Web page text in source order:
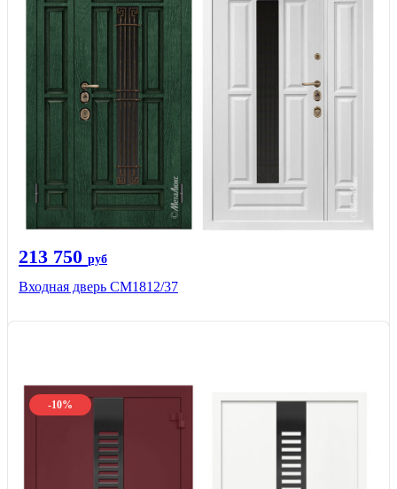
213 750 руб
Входная дверь СМ1812/37
-10%